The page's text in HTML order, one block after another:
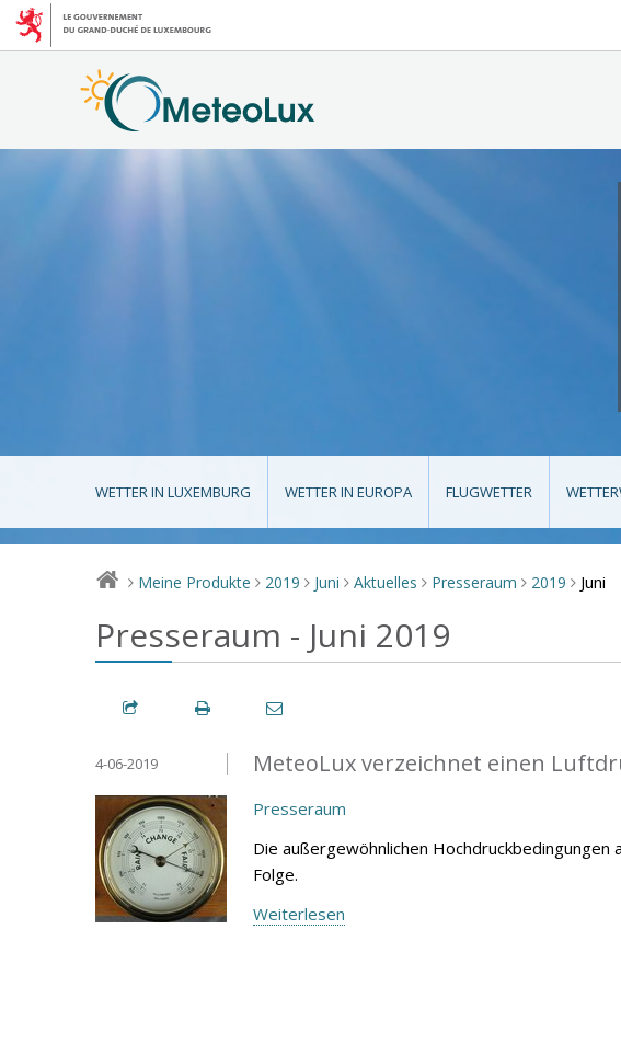
WETTER IN LUXEMBURG WETTER IN EUROPA FLUGWETTER
> Meine Produkte > 2019 > Juni > Aktuelles > Presseraum > 2019 > Juni
Presseraum - Juni 2019
MeteoLux verzeichnet einen
4-06-2019
Presseraum
Die außergewöhnlichen
Folge.
Weiterlesen